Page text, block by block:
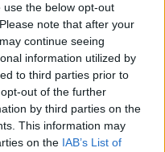
the below opt-out
note that after your
continue seeing
information utilized by
to third parties prior to
out of the further
by third parties on the
This information may
on the IAB’s List of
Camion19
16
14